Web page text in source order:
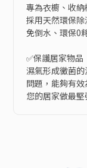
專為衣櫥、收
採用天然環保
免倒水、環保0
✅保護居家物品
濕氣形成黴菌
問題，能夠有
您的居家做最